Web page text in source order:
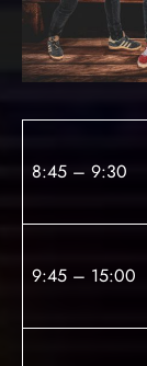
8:45 – 9:30
9:45 – 15:00